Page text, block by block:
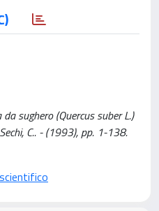
sughero (Quercus suber L.)
C.. - (1993), pp. 1-138.